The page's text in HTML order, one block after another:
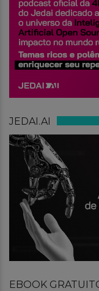
JEDAI.AI
EBOOK